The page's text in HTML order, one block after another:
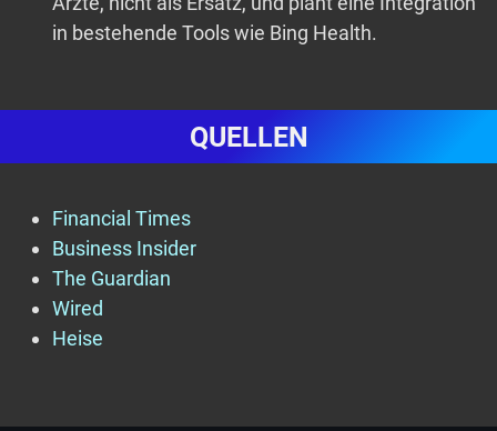
in bestehende Tools wie Bing Health.
QUELLEN
Financial Times
Business Insider
The Guardian
Wired
Heise